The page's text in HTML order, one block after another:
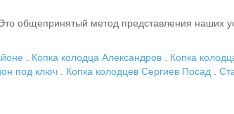
общепринятый метод представления наших
. Копка колодца Александров . Копка
под ключ . Копка колодцев Сергиев Посад .